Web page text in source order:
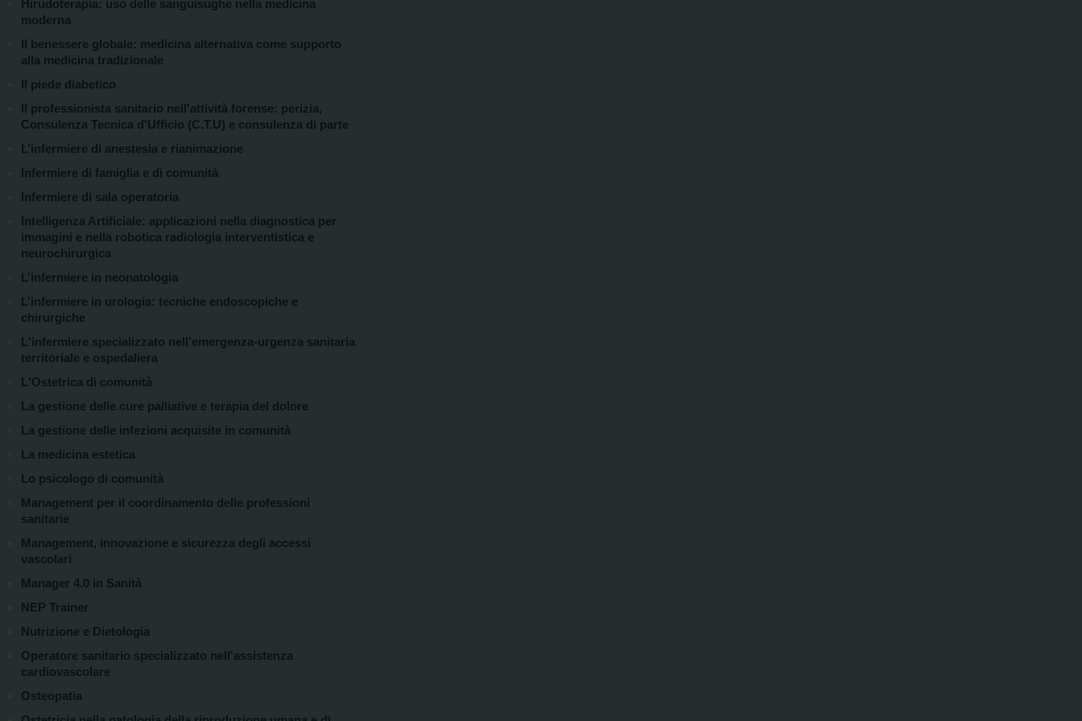
Hirudoterapia: uso delle sanguisughe nella medicina
moderna
Il benessere globale: medicina alternativa come supporto
alla medicina tradizionale
Il piede diabetico
Il professionista sanitario nell'attività forense: perizia,
Consulenza Tecnica d'Ufficio (C.T.U) e consulenza di parte
L’infermiere di anestesia e rianimazione
Infermiere di famiglia e di comunità
Infermiere di sala operatoria
Intelligenza Artificiale: applicazioni nella diagnostica per
immagini e nella robotica radiologia interventistica e
neurochirurgica
L’infermiere in neonatologia
L’infermiere in urologia: tecniche endoscopiche e
chirurgiche
L'infermiere specializzato nell’emergenza-urgenza sanitaria
territoriale e ospedaliera
L'Ostetrica di comunità
La gestione delle cure palliative e terapia del dolore
La gestione delle infezioni acquisite in comunità
La medicina estetica
Lo psicologo di comunità
Management per il coordinamento delle professioni
sanitarie
Management, innovazione e sicurezza degli accessi
vascolari
Manager 4.0 in Sanità
NEP Trainer
Nutrizione e Dietologia
Operatore sanitario specializzato nell'assistenza
cardiovascolare
Osteopatia